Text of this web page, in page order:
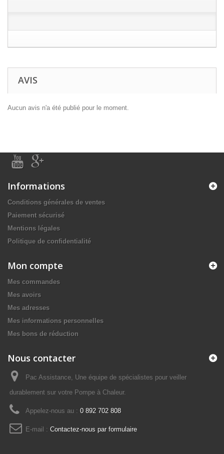
AVIS
Aucun avis n'a été publié pour le moment.
Informations
Conditions générales de ventes
Paiement sécurisé
Mentions légales
Politique de confidentialité
Mon compte
Mes commandes
Mes avoirs
Mes adresses
Mes informations personnelles
Mes bons de réduction
Nous contacter
Pac Assistance, Une équipe de spécialistes pour veiller
durablement sur votre Pompe à Chaleur.
Appelez-nous au : 0 892 702 808
E-mail : Contactez-nous par formulaire